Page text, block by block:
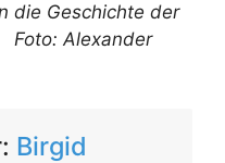
die Geschichte der
Foto: Alexander
Birgid